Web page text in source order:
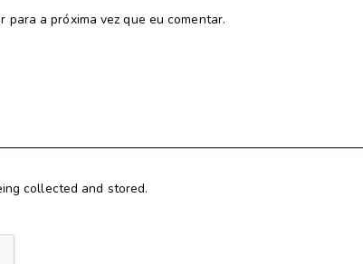
a próxima vez que eu comentar.
collected and stored.